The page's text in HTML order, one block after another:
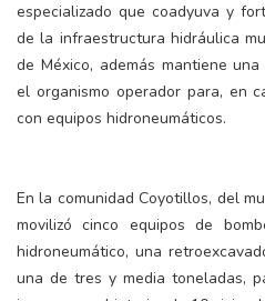
especializado que coadyuva y
de la infraestructura hidráulica
de México, además mantiene
el organismo operador para, en
con equipos hidroneumáticos.
En la comunidad Coyotillos, del
movilizó cinco equipos de
hidroneumático, una
una de tres y media toneladas,